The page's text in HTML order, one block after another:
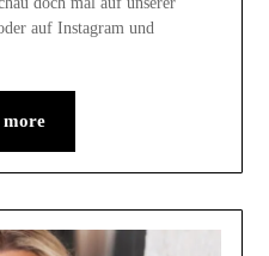
auf Instagram und
more